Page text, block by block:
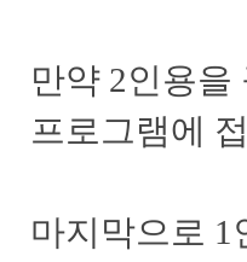
만약 2인용
프로그램에
마지막으로 1